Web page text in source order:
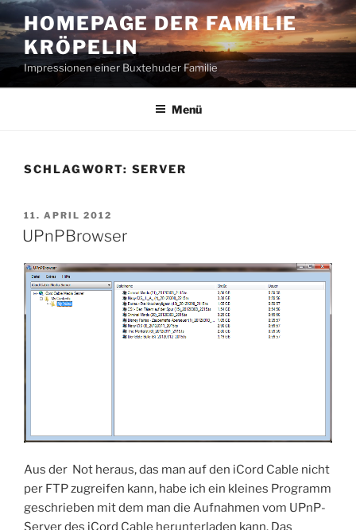
Zum
Inhalt
springen
HOMEPAGE DER FAMILIE
KRÖPELIN
Impressionen einer Buxtehuder Familie
Menü
SCHLAGWORT: SERVER
VERÖFFENTLICHT
AM
11. APRIL 2012
UPnPBrowser
Aus der Not heraus, das man auf den iCord Cable nicht
per FTP zugreifen kann, habe ich ein kleines Programm
geschrieben mit dem man die Aufnahmen vom UPnP-
Server des iCord Cable herunterladen kann. Das